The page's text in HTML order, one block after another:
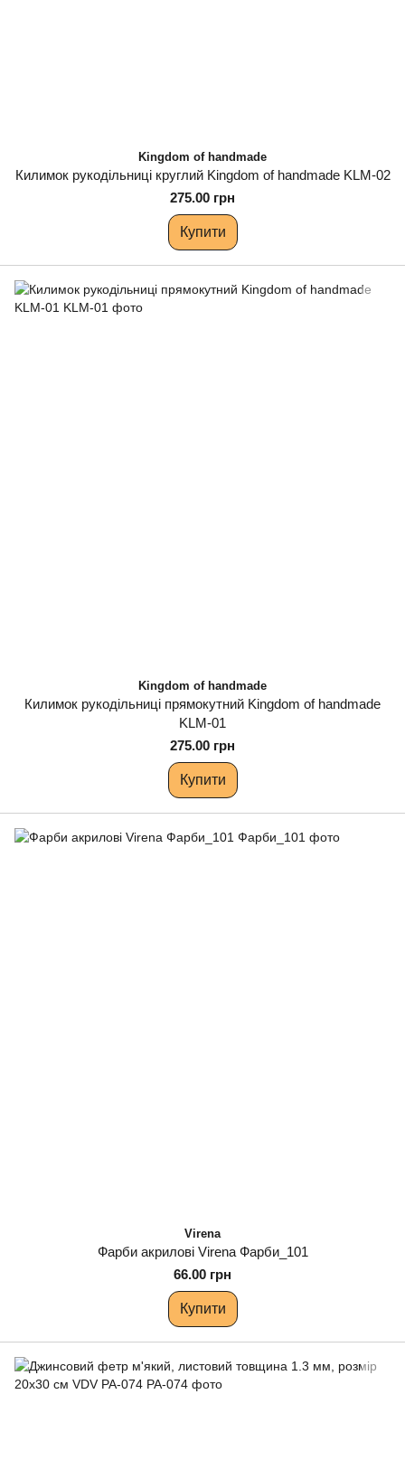
Kingdom of handmade
Килимок рукодільниці круглий Kingdom of handmade KLM-02
275.00 грн
Купити
Kingdom of handmade
Килимок рукодільниці прямокутний Kingdom of handmade
KLM-01
275.00 грн
Купити
Virena
Фарби акрилові Virena Фарби_101
66.00 грн
Купити